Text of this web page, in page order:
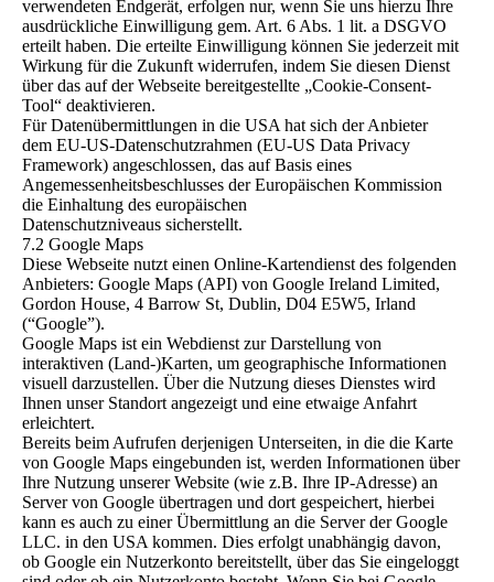
verwendeten Endgerät, erfolgen nur, wenn Sie uns hierzu Ihre
ausdrückliche Einwilligung gem. Art. 6 Abs. 1 lit. a DSGVO
erteilt haben. Die erteilte Einwilligung können Sie jederzeit mit
Wirkung für die Zukunft widerrufen, indem Sie diesen Dienst
über das auf der Webseite bereitgestellte „Cookie-Consent-
Tool“ deaktivieren.
Für Datenübermittlungen in die USA hat sich der Anbieter
dem EU-US-Datenschutzrahmen (EU-US Data Privacy
Framework) angeschlossen, das auf Basis eines
Angemessenheitsbeschlusses der Europäischen Kommission
die Einhaltung des europäischen
Datenschutzniveaus sicherstellt.
7.2 Google Maps
Diese Webseite nutzt einen Online-Kartendienst des folgenden
Anbieters: Google Maps (API) von Google Ireland Limited,
Gordon House, 4 Barrow St, Dublin, D04 E5W5, Irland
(“Google”).
Google Maps ist ein Webdienst zur Darstellung von
interaktiven (Land-)Karten, um geographische Informationen
visuell darzustellen. Über die Nutzung dieses Dienstes wird
Ihnen unser Standort angezeigt und eine etwaige Anfahrt
erleichtert.
Bereits beim Aufrufen derjenigen Unterseiten, in die die Karte
von Google Maps eingebunden ist, werden Informationen über
Ihre Nutzung unserer Website (wie z.B. Ihre IP-Adresse) an
Server von Google übertragen und dort gespeichert, hierbei
kann es auch zu einer Übermittlung an die Server der Google
LLC. in den USA kommen. Dies erfolgt unabhängig davon,
ob Google ein Nutzerkonto bereitstellt, über das Sie eingeloggt